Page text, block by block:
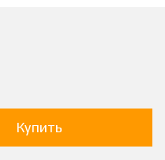
Купить